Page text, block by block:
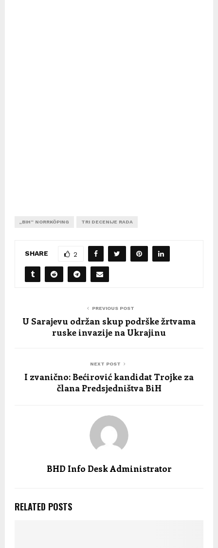
„BIH“ NORRKÖPING TRI DECENIJE RADA
SHARE 2
PREVIOUS POST
U Sarajevu održan skup podrške žrtvama
ruske invazije na Ukrajinu
NEXT POST
I zvanično: Bećirović kandidat Trojke za
člana Predsjedništva BiH
BHD Info Desk Administrator
RELATED POSTS